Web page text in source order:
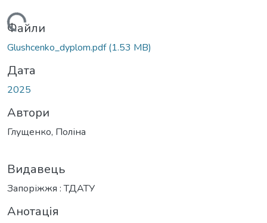
Файли
Glushcenko_dyplom.pdf(1.53 MB)
Дата
2025
Автори
Глущенко, Поліна
Видавець
Запоріжжя : ТДАТУ
Анотація